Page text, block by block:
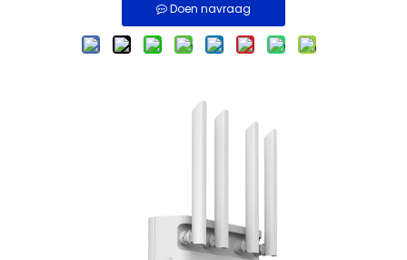
Doen navraag